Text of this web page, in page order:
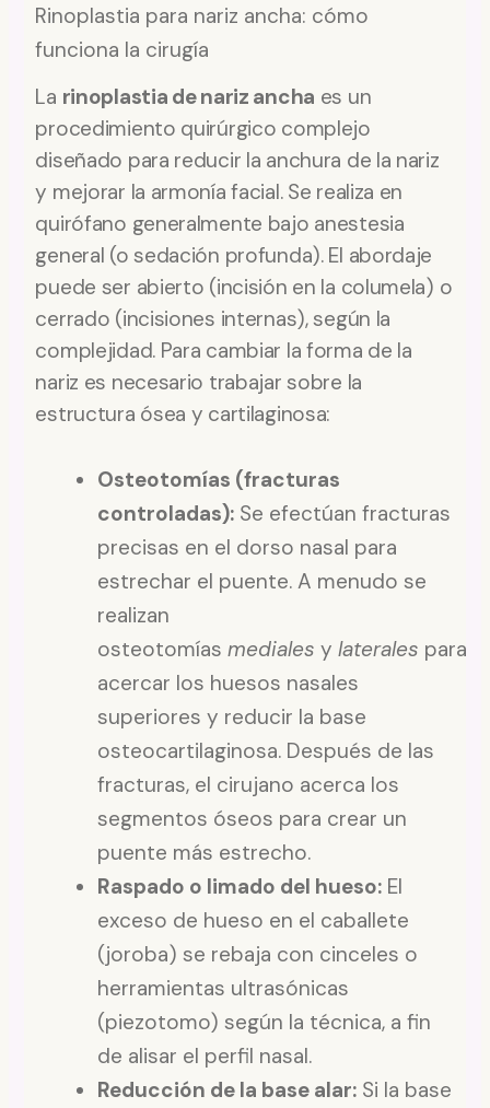
Rinoplastia para nariz ancha: cómo
funciona la cirugía
La rinoplastia de nariz ancha es un
procedimiento quirúrgico complejo
diseñado para reducir la anchura de la nariz
y mejorar la armonía facial. Se realiza en
quirófano generalmente bajo anestesia
general (o sedación profunda). El abordaje
puede ser abierto (incisión en la columela) o
cerrado (incisiones internas), según la
complejidad. Para cambiar la forma de la
nariz es necesario trabajar sobre la
estructura ósea y cartilaginosa:
Osteotomías (fracturas
controladas): Se efectúan fracturas
precisas en el dorso nasal para
estrechar el puente. A menudo se
realizan
osteotomíasmediales ylaterales para
acercar los huesos nasales
superiores y reducir la base
osteocartilaginosa. Después de las
fracturas, el cirujano acerca los
segmentos óseos para crear un
puente más estrecho.
Raspado o limado del hueso: El
exceso de hueso en el caballete
(joroba) se rebaja con cinceles o
herramientas ultrasónicas
(piezotomo) según la técnica, a fin
de alisar el perfil nasal.
Reducción de la base alar: Si la base